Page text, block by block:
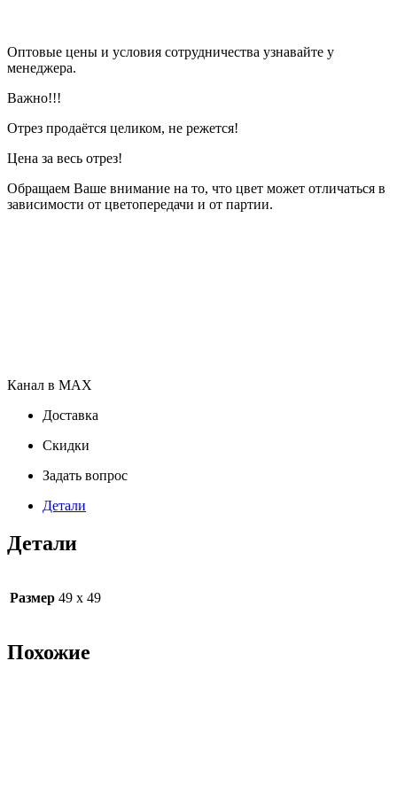
Оптовые цены и условия сотрудничества узнавайте у
менеджера.
Важно!!!
Отрез продаётся целиком, не режется!
Цена за весь отрез!
Обращаем Ваше внимание на то, что цвет может отличаться в
зависимости от цветопередачи и от партии.
Канал в MAX
Доставка
Скидки
Задать вопрос
Детали
Детали
Размер 49 х 49
Похожие